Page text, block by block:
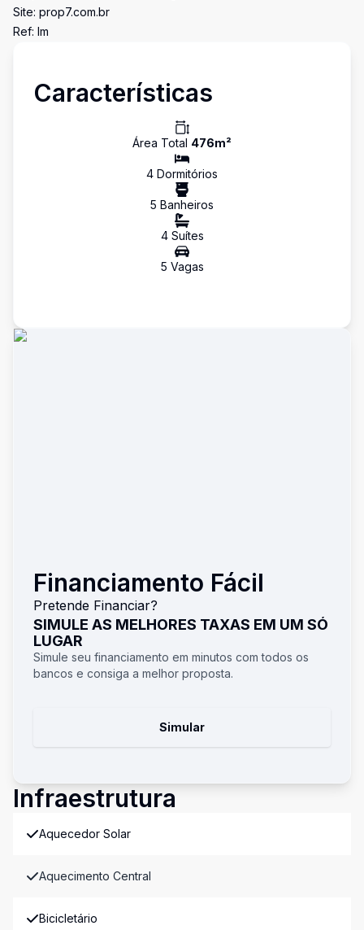
Site: prop7.com.br
Ref: Im
Características
Área Total 476m²
4 Dormitórios
5 Banheiros
4Suítes
5 Vagas
Financiamento Fácil
Pretende Financiar?
SIMULE AS MELHORES TAXAS EM UM SÓ
LUGAR
Simule seu financiamento em minutos com todos os
bancos e consiga a melhor proposta.
Simular
Infraestrutura
Aquecedor Solar
Aquecimento Central
Bicicletário